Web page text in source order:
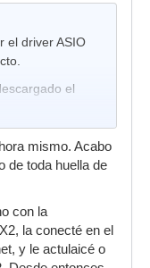
el driver ASIO
el
mismo. Acabo
de toda huella de
con la
la conecté en el
y le actulaicé o